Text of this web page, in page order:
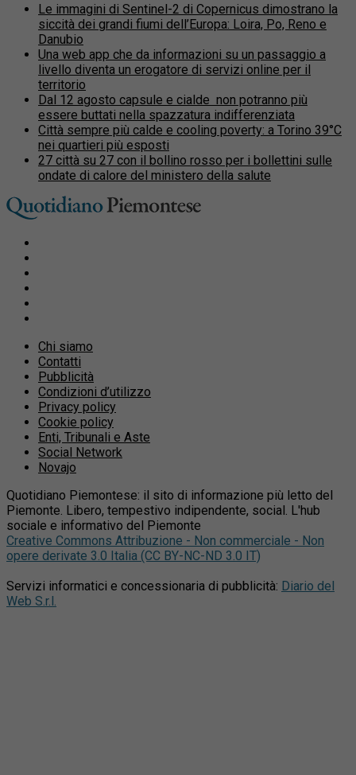
Le immagini di Sentinel-2 di Copernicus dimostrano la
siccità dei grandi fiumi dell’Europa: Loira, Po, Reno e
Danubio
Una web app che da informazioni su un passaggio a
livello diventa un erogatore di servizi online per il
territorio
Dal 12 agosto capsule e cialde non potranno più
essere buttati nella spazzatura indifferenziata
Città sempre più calde e cooling poverty: a Torino 39°C
nei quartieri più esposti
27 città su 27 con il bollino rosso per i bollettini sulle
ondate di calore del ministero della salute
Chi siamo
Contatti
Pubblicità
Condizioni d’utilizzo
Privacy policy
Cookie policy
Enti, Tribunali e Aste
Social Network
Novajo
Quotidiano Piemontese: il sito di informazione più letto del
Piemonte. Libero, tempestivo indipendente, social. L'hub
sociale e informativo del Piemonte
Creative Commons Attribuzione - Non commerciale - Non
opere derivate 3.0 Italia (CC BY-NC-ND 3.0 IT)
Servizi informatici e concessionaria di pubblicità: Diario del
Web S.r.l.